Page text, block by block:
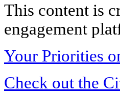
This content is
engagement
Your Priorities
Check out the